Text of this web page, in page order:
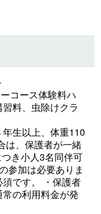
コース体験料ハ
料、虫除けクラ
年生以上、体重110
は、保護者が一緒
き小人3名同伴可
参加は必要ありま
です。 ・保護者
の利用料金が発